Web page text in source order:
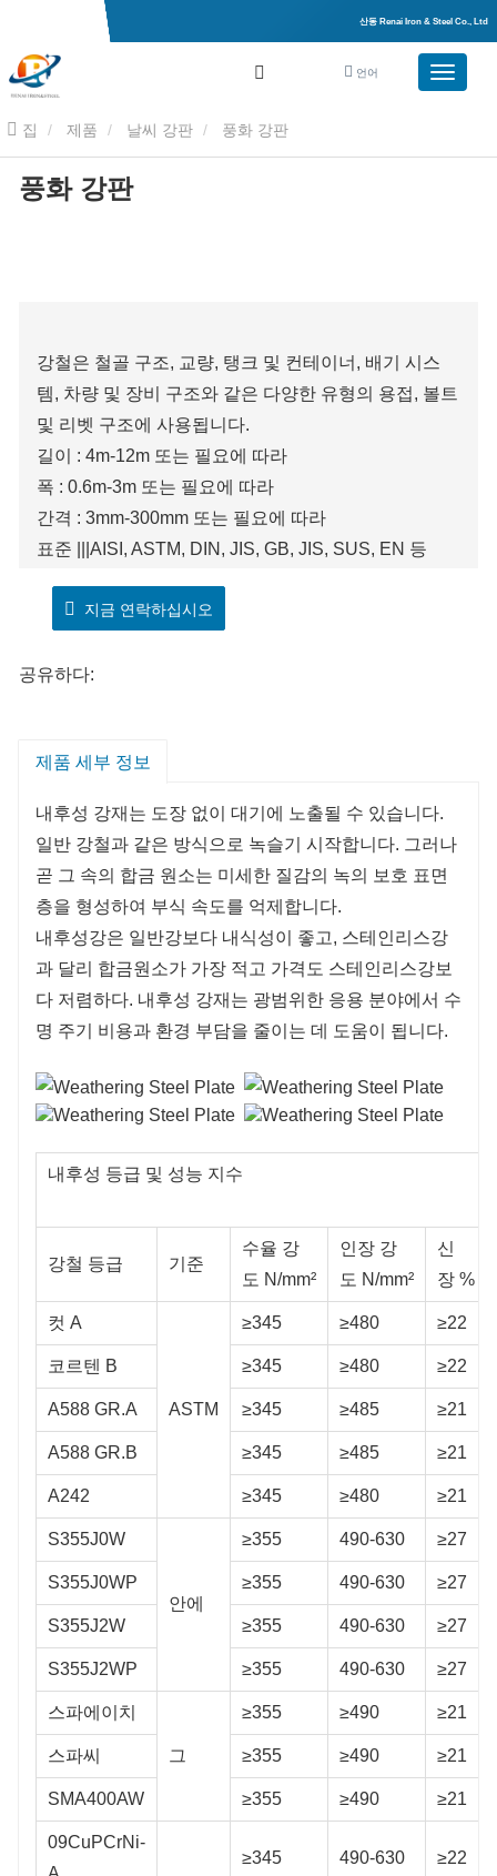
산동 Renai Iron & Steel Co., Ltd
언어
집 제품 날씨 강판 풍화 강판
풍화 강판
강철은 철골 구조, 교량, 탱크 및 컨테이너, 배기 시스
템, 차량 및 장비 구조와 같은 다양한 유형의 용접, 볼트
및 리벳 구조에 사용됩니다.
길이 : 4m-12m 또는 필요에 따라
폭 : 0.6m-3m 또는 필요에 따라
간격 : 3mm-300mm 또는 필요에 따라
표준 |||AISI, ASTM, DIN, JIS, GB, JIS, SUS, EN 등
표면처리 : 고객요구에 따른 Clean, Blasting, Painting
두께 : 공차 ±0.1mm
지금 연락하십시오
공유하다:
제품 세부 정보
내후성 강재는 도장 없이 대기에 노출될 수 있습니다.
일반 강철과 같은 방식으로 녹슬기 시작합니다. 그러나
곧 그 속의 합금 원소는 미세한 질감의 녹의 보호 표면
층을 형성하여 부식 속도를 억제합니다.
내후성강은 일반강보다 내식성이 좋고, 스테인리스강
과 달리 합금원소가 가장 적고 가격도 스테인리스강보
다 저렴하다. 내후성 강재는 광범위한 응용 분야에서 수
명 주기 비용과 환경 부담을 줄이는 데 도움이 됩니다.
내후성 등급 및 성능 지수
강철 등급 기준
수율 강
도 N/mm²
인장 강
도 N/mm²
신
장 %
컷 A
ASTM
≥345 ≥480 ≥22
코르텐 B ≥345 ≥480 ≥22
A588 GR.A ≥345 ≥485 ≥21
A588 GR.B ≥345 ≥485 ≥21
A242 ≥345 ≥480 ≥21
S355J0W
안에
≥355 490-630 ≥27
S355J0WP ≥355 490-630 ≥27
S355J2W ≥355 490-630 ≥27
S355J2WP ≥355 490-630 ≥27
스파에이치
그
≥355 ≥490 ≥21
스파씨 ≥355 ≥490 ≥21
SMA400AW ≥355 ≥490 ≥21
09CuPCrNi-
≥345 490-630 ≥22